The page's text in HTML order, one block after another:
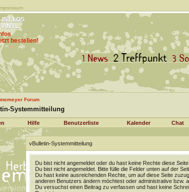
IST LOS
bestellen!
Forum
Systemmitteilung
Hilfe Benutzerliste Kalender Chat
vBulletin-Systemmitteilung
Du bist nicht angemeldet oder du hast keine Rechte diese
Du bist nicht angemeldet. Bitte fülle die Felder unten auf der
Du hast keine ausreichenden Rechte, um auf diese Seite
anderen Benutzers ändern möchtest oder administrative bzw.
Du versuchst einen Beitrag zu verfassen und hast keine